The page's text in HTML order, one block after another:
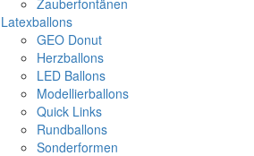
Latexballons
GEO Donut
Herzballons
LED Ballons
Modellierballons
Quick Links
Rundballons
Sonderformen